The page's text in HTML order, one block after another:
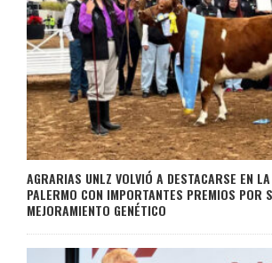
AGRARIAS UNLZ VOLVIÓ A DESTACARSE EN
PALERMO CON IMPORTANTES PREMIOS POR
MEJORAMIENTO GENÉTICO